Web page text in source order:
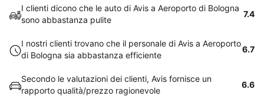
I clienti dicono che le auto di Avis a Aeroporto di Bologna
sono abbastanza pulite
7.4
I nostri clienti trovano che il personale di Avis a Aeroporto
di Bologna sia abbastanza efficiente
6.7
Secondo le valutazioni dei clienti, Avis fornisce un
rapporto qualità/prezzo ragionevole
6.6